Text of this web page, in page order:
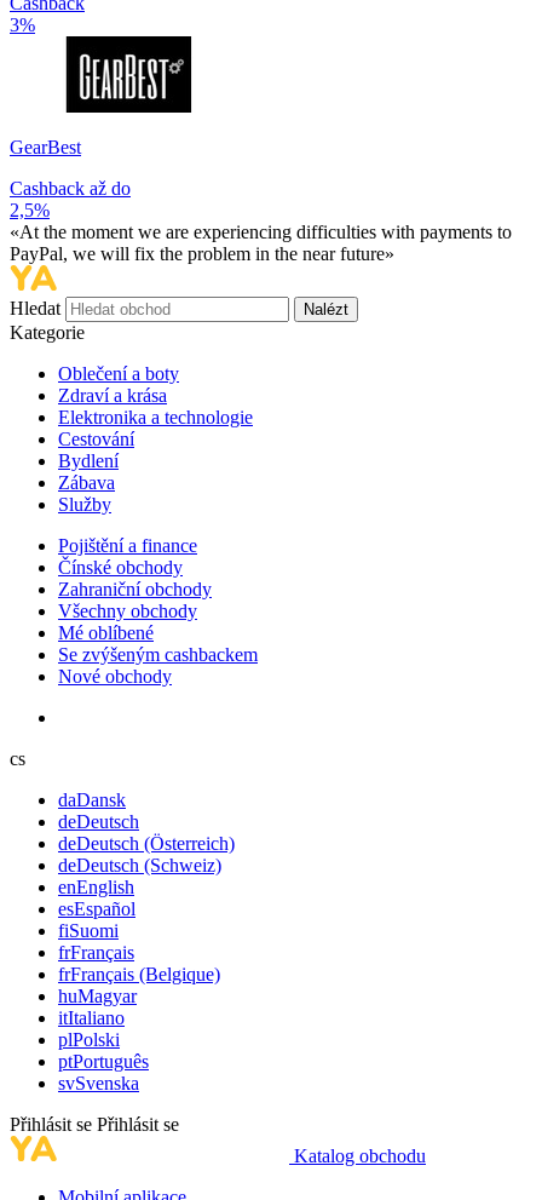
3%
GearBest
Cashback až do
2,5%
«At the moment we are experiencing difficulties with payments to
PayPal, we will fix the problem in the near future»
Hledat Nalézt
Kategorie
Oblečení a boty
Zdraví a krása
Elektronika a technologie
Cestování
Bydlení
Zábava
Služby
Pojištění a finance
Čínské obchody
Zahraniční obchody
Všechny obchody
Mé oblíbené
Se zvýšeným cashbackem
Nové obchody
cs
daDansk
deDeutsch
deDeutsch (Österreich)
deDeutsch (Schweiz)
enEnglish
esEspañol
fiSuomi
frFrançais
frFrançais (Belgique)
huMagyar
itItaliano
plPolski
ptPortuguês
svSvenska
Přihlásit se Přihlásit se
Katalog obchodu